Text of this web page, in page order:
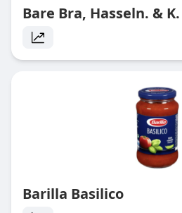
Bare Bra, Hasseln. & K.
Barilla Basilico